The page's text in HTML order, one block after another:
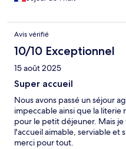
Avis vérifié
10/10 Exceptionnel
15 août 2025
Super accueil
Nous avons passé un séjour
impeccable ainsi que la literie
pour le petit déjeuner. Mais je
l'accueil aimable, serviable et
merci pour tout.